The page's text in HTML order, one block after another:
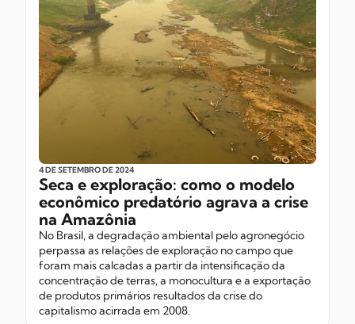
4 DE SETEMBRODE 2024
Seca e exploração: como o modelo
econômico predatório agrava a crise
na Amazônia
No Brasil, a degradação ambiental pelo agronegócio
perpassa as relações de exploração no campo que
foram mais calcadas a partir da intensificação da
concentração de terras, a monocultura e a exportação
de produtos primários resultados da crise do
capitalismo acirrada em 2008.